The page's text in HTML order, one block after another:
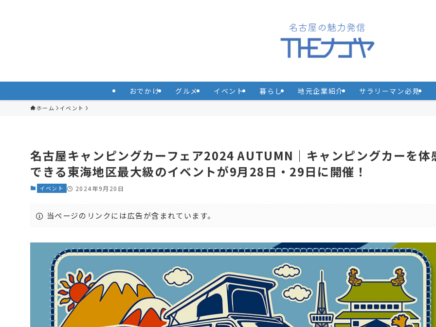
おでかけ グルメ イベント 暮らし 地元企業紹介 サラリーマン必見
ホーム イベント
名古屋キャンピングカーフェア2024 AUTUMN｜キャンピングカーを体
できる東海地区最大級のイベントが9月28日・29日に開催！
イベント 2024年9月20日
当ページのリンクには広告が含まれています。